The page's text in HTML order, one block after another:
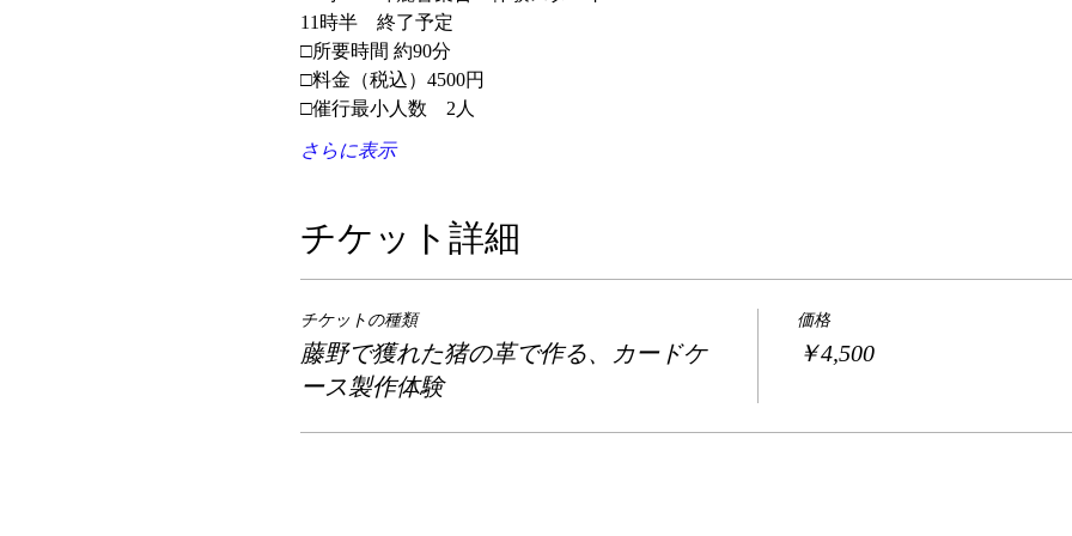
11時半　終了予定
□所要時間 約90分
□料金（税込）4500円
□催行最小人数　2人
さらに表示
チケット詳細
チケットの種類
藤野で獲れた猪の革で作る、カードケ
ース製作体験
価格
￥4,500